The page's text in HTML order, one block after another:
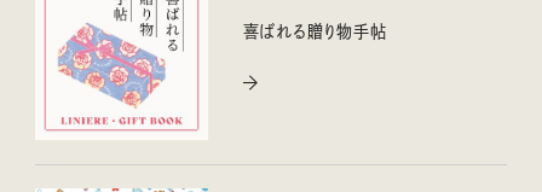
喜ばれる贈り物手帖